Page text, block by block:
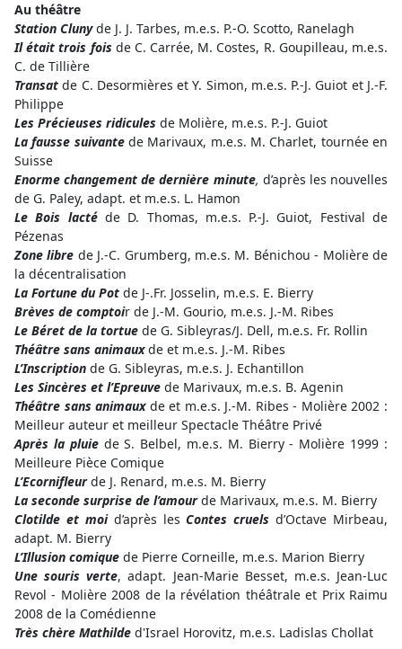
Au théâtre
Station Clunyde J. J. Tarbes, m.e.s. P.-O. Scotto, Ranelagh
Il était trois fois de C. Carrée, M. Costes, R. Goupilleau, m.e.s.
C. de Tillière
Transatde C. Desormières et Y. Simon, m.e.s. P.-J. Guiot et J.-F.
Philippe
Les Précieuses ridicules de Molière, m.e.s. P.-J. Guiot
La fausse suivantede Marivaux, m.e.s. M. Charlet, tournée en
Suisse
Enorme changement de dernière minute, d’après les nouvelles
de G. Paley, adapt. et m.e.s. L. Hamon
Le Bois lactéde D. Thomas, m.e.s. P.-J. Guiot, Festival de
Pézenas
Zone libre de J.-C. Grumberg, m.e.s. M. Bénichou - Molière de
la décentralisation
La Fortune du Pot de J-.Fr. Josselin, m.e.s. E. Bierry
Brèves de comptoir de J.-M. Gourio, m.e.s. J.-M. Ribes
Le Béret de la tortue de G. Sibleyras/J. Dell, m.e.s. Fr. Rollin
Théâtre sans animauxde et m.e.s. J.-M. Ribes
L’Inscription de G. Sibleyras, m.e.s. J. Echantillon
Les Sincères et l’Epreuve de Marivaux, m.e.s. B. Agenin
Théâtre sans animauxde et m.e.s. J.-M. Ribes - Molière 2002 :
Meilleur auteur et meilleur Spectacle Théâtre Privé
Après la pluie de S. Belbel, m.e.s. M. Bierry - Molière 1999 :
Meilleure Pièce Comique
L’Ecornifleurde J. Renard, m.e.s. M. Bierry
La seconde surprise de l’amourde Marivaux, m.e.s. M. Bierry
Clotilde et moid’après lesContes cruelsd’Octave Mirbeau,
adapt. M. Bierry
L’Illusion comique de Pierre Corneille, m.e.s. Marion Bierry
Une souris verte, adapt. Jean-Marie Besset, m.e.s. Jean-Luc
Revol - Molière 2008 de la révélation théâtrale et Prix Raimu
2008 de la Comédienne
Très chère Mathilde d'Israel Horovitz, m.e.s. Ladislas Chollat